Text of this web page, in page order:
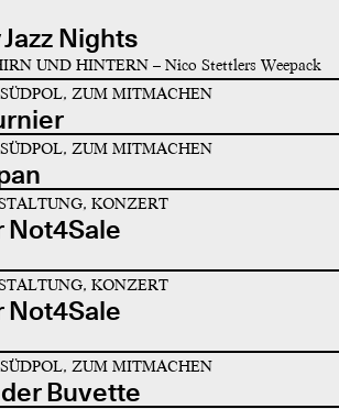
Nights
UND HINTERN – Nico Stettlers Weepack
ZUM MITMACHEN
ZUM MITMACHEN
KONZERT
Not4Sale
KONZERT
Not4Sale
ZUM MITMACHEN
Buvette